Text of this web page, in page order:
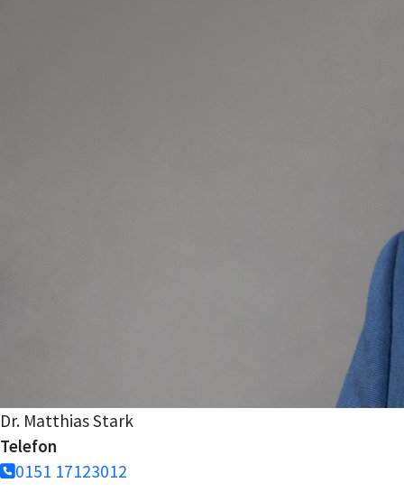
Dr. Matthias Stark
Telefon
0151 17123012